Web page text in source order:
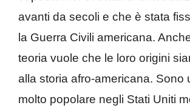
avanti da secoli e che è stata
la Guerra Civili americana.
teoria vuole che le loro origini
alla storia afro-americana. Sono
molto popolare negli Stati Uniti